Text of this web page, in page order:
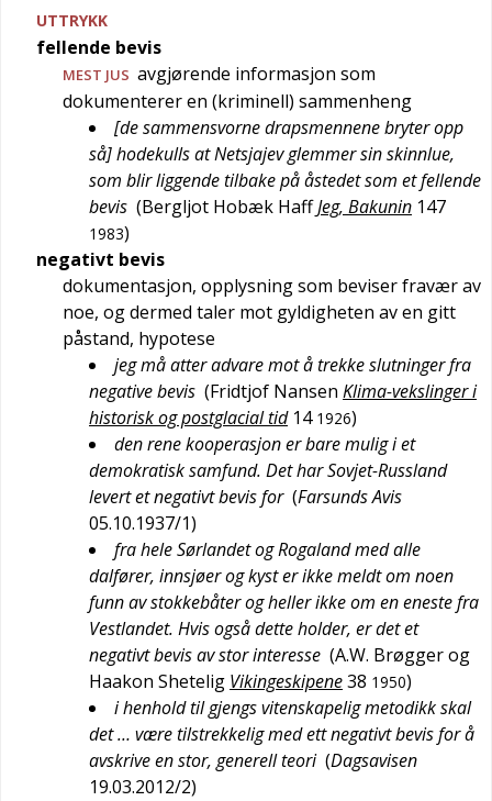
UTTRYKK
fellende bevis
MEST JUS avgjørende informasjon som
dokumenterer en (kriminell) sammenheng
[de sammensvorne drapsmennene bryter opp
så] hodekulls at Netsjajev glemmer sin skinnlue,
som blir liggende tilbake på åstedet som et fellende
bevis (Bergljot Hobæk HaffJeg, Bakunin 147
1983)
negativt bevis
dokumentasjon, opplysning som beviser fravær av
noe, og dermed taler mot gyldigheten av en gitt
påstand, hypotese
jeg må atter advare mot å trekke slutninger fra
negative bevis (Fridtjof Nansen Klima-vekslinger i
historisk og postglacial tid 14 1926)
den rene kooperasjon er bare mulig i et
demokratisk samfund. Det har Sovjet-Russland
levert et negativt bevis for (Farsunds Avis
05.10.1937/1)
fra hele Sørlandet og Rogaland med alle
dalfører, innsjøer og kyst er ikke meldt om noen
funn av stokkebåter og heller ikke om en eneste fra
Vestlandet. Hvis også dette holder, er det et
negativt bevis av stor interesse (A.W. Brøgger og
Haakon Shetelig Vikingeskipene38 1950)
i henhold til gjengs vitenskapelig metodikk skal
det … være tilstrekkelig med ett negativt bevis for å
avskrive en stor, generell teori (Dagsavisen
19.03.2012/2)